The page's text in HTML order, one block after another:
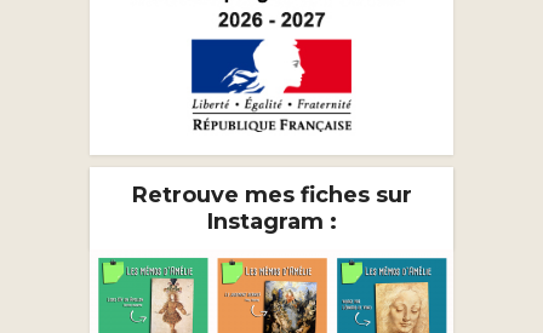
Retrouve mes fiches sur
Instagram :